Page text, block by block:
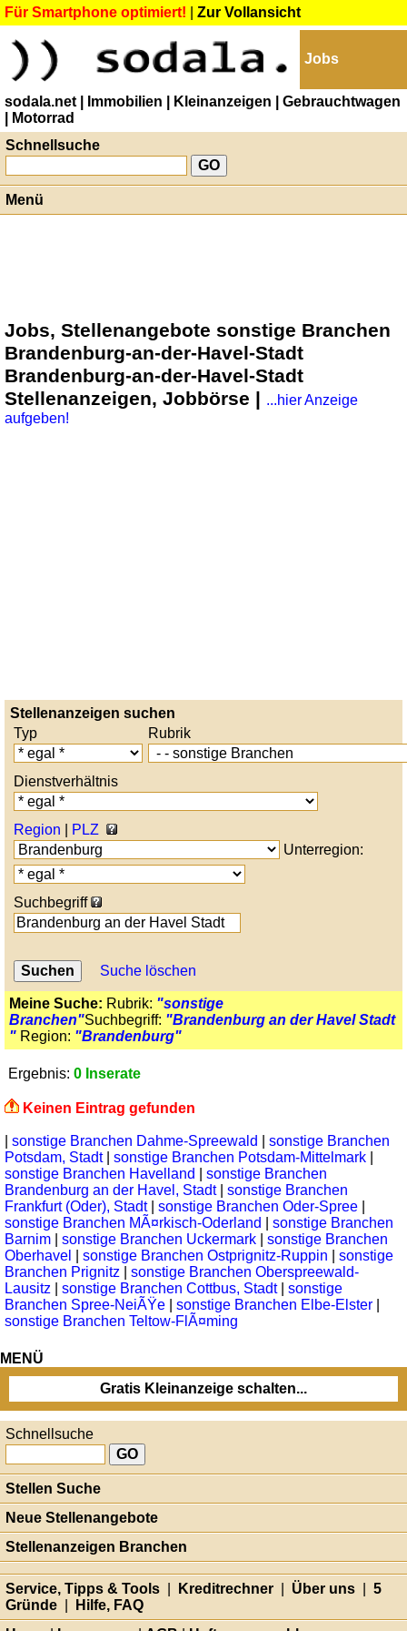
Für Smartphone optimiert! Zur Vollansicht
Jobs
sodala.net | Immobilien | Kleinanzeigen
| Gebrauchtwagen
| Motorrad
Schnellsuche
Menü
Jobs, Stellenangebote sonstige Branchen
Brandenburg-an-der-Havel-Stadt
Brandenburg-an-der-Havel-Stadt
Stellenanzeigen, Jobbörse | ...hier Anzeige
aufgeben!
Stellenanzeigen suchen
Typ
Rubrik
Dienstverhältnis
Region
PLZ
Unterregion:
Suchbegriff
Suche löschen
Meine Suche: Rubrik: "sonstige
Branchen"Suchbegriff: "Brandenburg an der Havel Stadt
" Region: "Brandenburg"
Ergebnis: 0 Inserate
Keinen Eintrag gefunden
sonstige Branchen Dahme-Spreewald
sonstige Branchen
Potsdam, Stadt| sonstige Branchen Potsdam-Mittelmark
sonstige Branchen Havelland
sonstige Branchen
Brandenburg an der Havel, Stadt| sonstige Branchen
Frankfurt (Oder), Stadt| sonstige Branchen Oder-Spree
sonstige Branchen MÃ¤rkisch-Oderland
sonstige Branchen
Barnim
sonstige Branchen Uckermark
sonstige Branchen
Oberhavel
sonstige Branchen Ostprignitz-Ruppin
sonstige
Branchen Prignitz
sonstige Branchen Oberspreewald-
Lausitz
sonstige Branchen Cottbus, Stadt| sonstige
Branchen Spree-NeiÃŸe
sonstige Branchen Elbe-Elster
sonstige Branchen Teltow-FlÃ¤ming
MENÜ
Gratis Kleinanzeige schalten...
Schnellsuche
Stellen Suche
Neue Stellenangebote
Stellenanzeigen Branchen
Service, Tipps & Tools Kreditrechner Über uns
5
Gründe
Hilfe, FAQ